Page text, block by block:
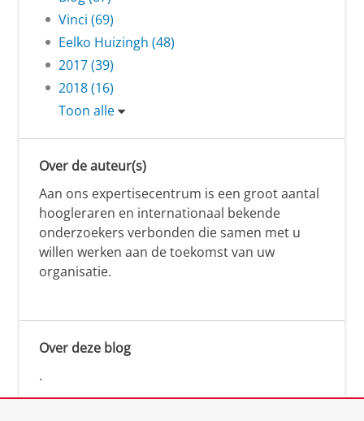
Vinci (69)
Eelko Huizingh (48)
2017 (39)
2018 (16)
Toon alle
Over de auteur(s)
Aan ons expertisecentrum is een groot aantal
hoogleraren en internationaal bekende
onderzoekers verbonden die samen met u
willen werken aan de toekomst van uw
organisatie.
Over deze blog
.